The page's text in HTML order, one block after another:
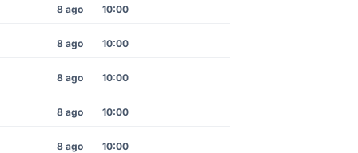
8 ago 10:00
8 ago 10:00
8 ago 10:00
8 ago 10:00
8 ago 10:00